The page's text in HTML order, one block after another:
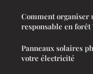
Comment organiser
responsable en forêt
Panneaux solaires
votre électricité